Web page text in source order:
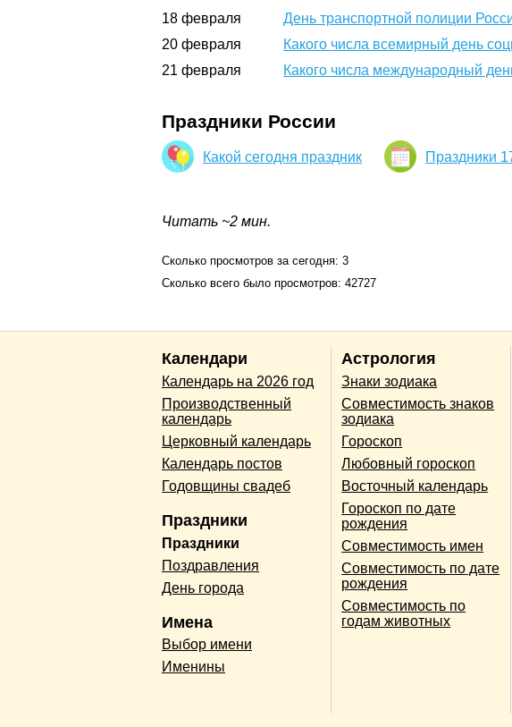
18 февраля
День транспортной полиции
20 февраля
Какого числа всемирный день
21 февраля Какого числа международный
Праздники России
Какой сегодня праздник Праздники
Читать ~2 мин.
Сколько просмотров за сегодня: 3
Сколько всего было просмотров: 42727
Календари
Календарь на 2026 год
Производственный
календарь
Церковный календарь
Календарь постов
Годовщины свадеб
Праздники
Праздники
Поздравления
День города
Имена
Выбор имени
Именины
Астрология
Знаки зодиака
Совместимость знаков
зодиака
Гороскоп
Любовный гороскоп
Восточный календарь
Гороскоп по дате
рождения
Совместимость имен
Совместимость по дате
рождения
Совместимость по
годам животных